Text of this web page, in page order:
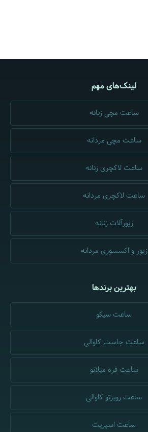
لینک‌های مهم
ساعت مچی زنانه
ساعت مچی مردانه
ساعت لاکچری زنانه
ساعت لاکچری مردانه
زیورآلات زنانه
زیور و اکسسوری مردانه
بهترین برندها
ساعت سیکو
ساعت جاست کاوالی
ساعت فره میلانو
ساعت روبرتو کاوالی
ساعت اسپریت